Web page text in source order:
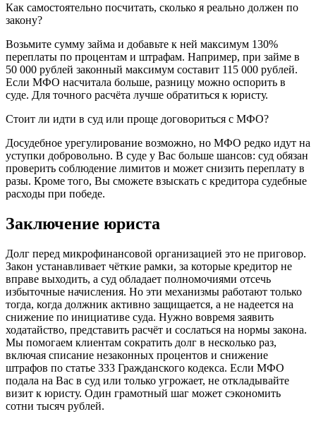
Как самостоятельно посчитать, сколько я реально должен по
закону?
Возьмите сумму займа и добавьте к ней максимум 130%
переплаты по процентам и штрафам. Например, при займе в
50 000 рублей законный максимум составит 115 000 рублей.
Если МФО насчитала больше, разницу можно оспорить в
суде. Для точного расчёта лучше обратиться к юристу.
Стоит ли идти в суд или проще договориться с МФО?
Досудебное урегулирование возможно, но МФО редко идут на
уступки добровольно. В суде у Вас больше шансов: суд обязан
проверить соблюдение лимитов и может снизить переплату в
разы. Кроме того, Вы сможете взыскать с кредитора судебные
расходы при победе.
Заключение юриста
Долг перед микрофинансовой организацией это не приговор.
Закон устанавливает чёткие рамки, за которые кредитор не
вправе выходить, а суд обладает полномочиями отсечь
избыточные начисления. Но эти механизмы работают только
тогда, когда должник активно защищается, а не надеется на
снижение по инициативе суда. Нужно вовремя заявить
ходатайство, представить расчёт и сослаться на нормы закона.
Мы помогаем клиентам сократить долг в несколько раз,
включая списание незаконных процентов и снижение
штрафов по статье 333 Гражданского кодекса. Если МФО
подала на Вас в суд или только угрожает, не откладывайте
визит к юристу. Один грамотный шаг может сэкономить
сотни тысяч рублей.